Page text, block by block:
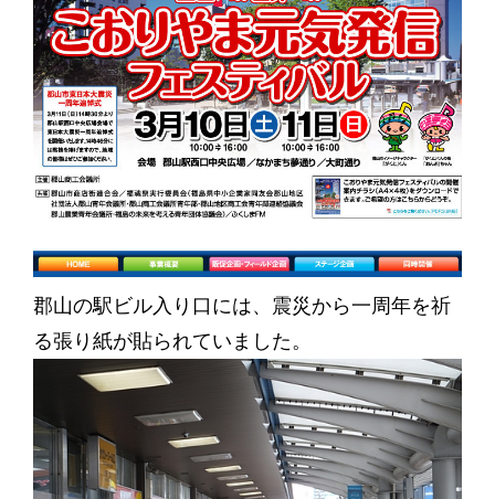
郡山の駅ビル入り口には、震災から一周年を祈
る張り紙が貼られていました。